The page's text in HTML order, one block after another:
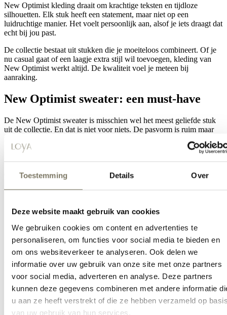
Toestemming Details Over
Deze website maakt gebruik van cookies
We gebruiken cookies om content en advertenties te
personaliseren, om functies voor social media te bieden en
om ons websiteverkeer te analyseren. Ook delen we
informatie over uw gebruik van onze site met onze partners
voor social media, adverteren en analyse. Deze partners
kunnen deze gegevens combineren met andere informatie
u aan ze heeft verstrekt of die ze hebben verzameld op
van uw gebruik van hun services.
New Optimist kleding draait om krachtige teksten en tijdloze
silhouetten. Elk stuk heeft een statement, maar niet op een
luidruchtige manier. Het voelt persoonlijk aan, alsof je iets draagt dat
echt bij jou past.
De collectie bestaat uit stukken die je moeiteloos combineert. Of je
nu casual gaat of een laagje extra stijl wil toevoegen, kleding van
New Optimist werkt altijd. De kwaliteit voel je meteen bij
aanraking.
New Optimist sweater: een must-have
De New Optimist sweater is misschien wel het meest geliefde stuk
uit de collectie. En dat is niet voor niets. De pasvorm is ruim maar
Een New Optimist trui of sweatshirt is precies het stuk dat je elke
week terug pakt. Op een vrije dag, maar ook over een coltrui of
onder een jasje. Verstelbaar in gebruik, sterk in uitstraling.
Wat maakt de sweaters zo bijzonder?
Herkenbare teksten die optimisme uitstralen
Prettige kwaliteit die wasbeurt na wasbeurt meegaat
Tijdloze pasvorm die breed te stylen is
Beschikbaar in meerdere kleuren voor elk seizoen
Unisex uitstraling die breed gedragen wordt
New Optimist shirt voor elke dag
Het New Optimist shirt is de perfecte aanvulling op je dagelijkse
garderobe. Of je nu kiest voor een klassiek wit exemplaar of een
bolder kleur, elk New Optimist t-shirt heeft die onmiskenbare